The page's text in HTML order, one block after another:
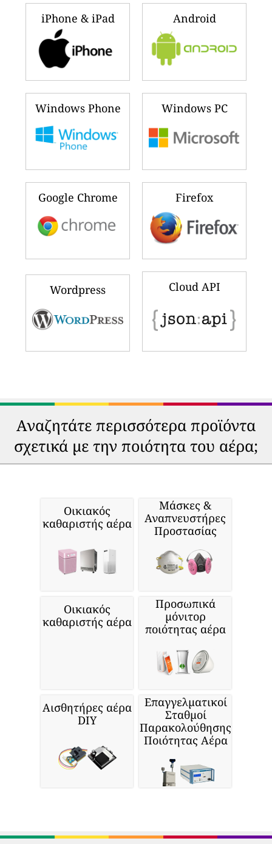
iPhone & iPad Android
Windows Phone Windows PC
Google Chrome Firefox
Wordpress Cloud API
Αναζητάτε περισσότερα προϊόντα
σχετικά με την ποιότητα του αέρα;
Οικιακός
καθαριστής αέρα
Μάσκες &
Αναπνευστήρες
Προστασίας
Οικιακός
καθαριστής αέρα
Προσωπικά
μόνιτορ
ποιότητας αέρα
Αισθητήρες αέρα
DIY
Επαγγελματικοί
Σταθμοί
Παρακολούθησης
Ποιότητας Αέρα